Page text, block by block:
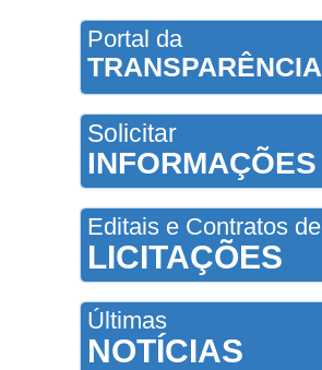
Portal da
TRANSPARÊNCIA
Solicitar
INFORMAÇÕES
Editais e Contratos de
LICITAÇÕES
Últimas
NOTÍCIAS